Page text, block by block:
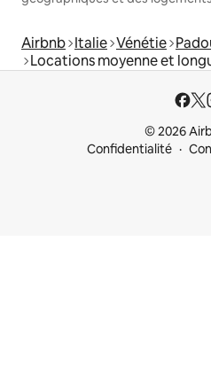
Airbnb Italie Vénétie
Locations moyenne et
© 2026
Confidentialité